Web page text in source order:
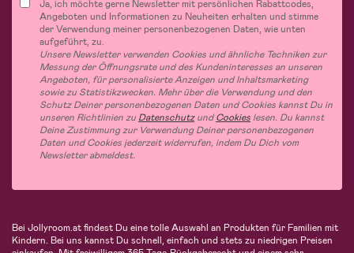
Ja, ich möchte gerne Newsletter mit persönlichen Rabattcodes,
Angeboten und Informationen zu Neuheiten erhalten und stimme
der Verwendung meiner personenbezogenen Daten, wie unten
aufgeführt, zu.
Unsere Newsletter verwenden Cookies und ähnliche Techniken zur
Messung der Öffnungsrate und des Kundeninteresses an unseren
Angeboten, für personalisierte Anzeigen und Inhaltsmarketing
sowie zu Statistikzwecken. Mehr über die Verwendung und den
Schutz Deiner personenbezogenen Daten und Cookies kannst Du in
unseren Richtlinien zu DatenschutzundCookies lesen. Du kannst
Deine Zustimmung zur Verwendung Deiner personenbezogenen
Daten und Cookies jederzeit widerrufen, indem Du Dich vom
Newsletter abmeldest.
Bei Jollyroom.at findest Du eine tolle Auswahl an Produkten für Familien mit
Kindern. Bei uns kannst Du schnell, einfach und stets zu niedrigen Preisen